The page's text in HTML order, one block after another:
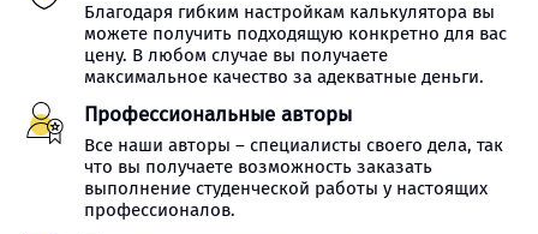
Благодаря гибким настройкам калькулятора вы
можете получить подходящую конкретно для вас
цену. В любом случае вы получаете
максимальное качество за адекватные деньги.
Профессиональные авторы
Все наши авторы – специалисты своего дела, так
что вы получаете возможность заказать
выполнение студенческой работы у настоящих
профессионалов.